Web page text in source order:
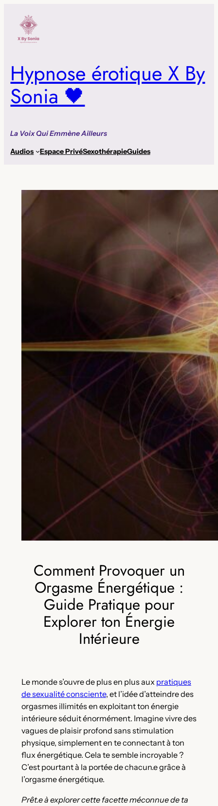
contenu
Hypnose érotique X By
Sonia 🖤
La Voix Qui Emmène Ailleurs
Audios Espace PrivéSexothérapieGuides
Comment Provoquer un
Orgasme Énergétique :
Guide Pratique pour
Explorer ton Énergie
Intérieure
Le monde s’ouvre de plus en plus aux pratiques
de sexualité consciente, et l’idée d’atteindre des
orgasmes illimités en exploitant ton énergie
intérieure séduit énormément. Imagine vivre des
vagues de plaisir profond sans stimulation
physique, simplement en te connectant à ton
flux énergétique. Cela te semble incroyable ?
C’est pourtant à la portée de chacun.e grâce à
l’orgasme énergétique.
Prêt.e à explorer cette facette méconnue de ta